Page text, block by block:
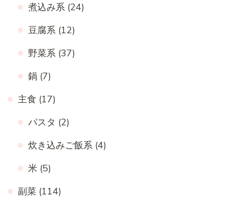
煮込み系 (24)
豆腐系 (12)
野菜系 (37)
鍋 (7)
主食 (17)
パスタ (2)
炊き込みご飯系 (4)
米 (5)
副菜 (114)